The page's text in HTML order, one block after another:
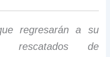
regresarán a su
rescatados de